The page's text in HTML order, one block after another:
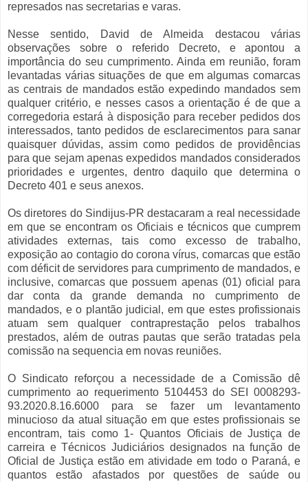
represados nas secretarias e varas.
Nesse sentido, David de Almeida destacou várias
observações sobre o referido Decreto, e apontou a
importância do seu cumprimento. Ainda em reunião, foram
levantadas várias situações de que em algumas comarcas
as centrais de mandados estão expedindo mandados sem
qualquer critério, e nesses casos a orientação é de que a
corregedoria estará à disposição para receber pedidos dos
interessados, tanto pedidos de esclarecimentos para sanar
quaisquer dúvidas, assim como pedidos de providências
para que sejam apenas expedidos mandados considerados
prioridades e urgentes, dentro daquilo que determina o
Decreto 401 e seus anexos.
Os diretores do Sindijus-PR destacaram a real necessidade
em que se encontram os Oficiais e técnicos que cumprem
atividades externas, tais como excesso de trabalho,
exposição ao contagio do corona vírus, comarcas que estão
com déficit de servidores para cumprimento de mandados, e
inclusive, comarcas que possuem apenas (01) oficial para
dar conta da grande demanda no cumprimento de
mandados, e o plantão judicial, em que estes profissionais
atuam sem qualquer contraprestação pelos trabalhos
prestados, além de outras pautas que serão tratadas pela
comissão na sequencia em novas reuniões.
O Sindicato reforçou a necessidade de a Comissão dê
cumprimento ao requerimento 5104453 do SEI 0008293-
93.2020.8.16.6000 para se fazer um levantamento
minucioso da atual situação em que estes profissionais se
encontram, tais como 1- Quantos Oficiais de Justiça de
carreira e Técnicos Judiciários designados na função de
Oficial de Justiça estão em atividade em todo o Paraná, e
quantos estão afastados por questões de saúde ou